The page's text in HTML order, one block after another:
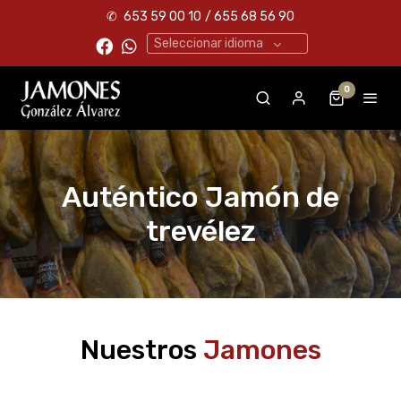
✆ 653 59 00 10 / 655 68 56 90
Seleccionar idioma
0
Auténtico Jamón de
trevélez
Nuestros Jamones